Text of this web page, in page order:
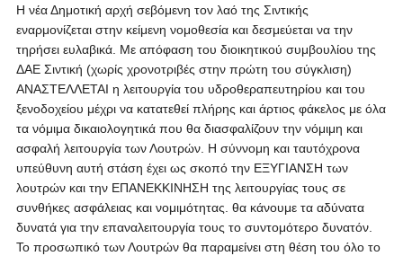
Η νέα Δημοτική αρχή σεβόμενη τον λαό της Σιντικής
εναρμονίζεται στην κείμενη νομοθεσία και δεσμεύεται να την
τηρήσει ευλαβικά. Με απόφαση του διοικητικού συμβουλίου της
ΔΑΕ Σιντική (χωρίς χρονοτριβές στην πρώτη του σύγκλιση)
ΑΝΑΣΤΕΛΛΕΤΑΙ η λειτουργία του υδροθεραπευτηρίου και του
ξενοδοχείου μέχρι να κατατεθεί πλήρης και άρτιος φάκελος με όλα
τα νόμιμα δικαιολογητικά που θα διασφαλίζουν την νόμιμη και
ασφαλή λειτουργία των Λουτρών. Η σύννομη και ταυτόχρονα
υπεύθυνη αυτή στάση έχει ως σκοπό την ΕΞΥΓΙΑΝΣΗ των
λουτρών και την ΕΠΑΝΕΚΚΙΝΗΣΗ της λειτουργίας τους σε
συνθήκες ασφάλειας και νομιμότητας. θα κάνουμε τα αδύνατα
δυνατά για την επαναλειτουργία τους το συντομότερο δυνατόν.
Το προσωπικό των Λουτρών θα παραμείνει στη θέση του όλο το